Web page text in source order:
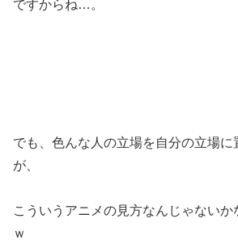
ですからね…。
でも、色んな人の立場を自分の立場に
が、
こういうアニメの見方なんじゃない
ｗ